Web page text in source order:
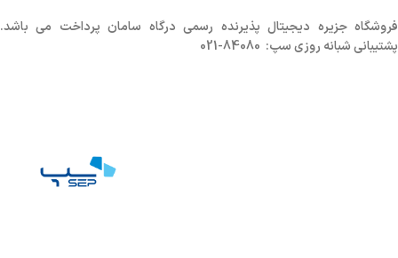
فروشگاهجزیره دیجیتال پذیرنده رسمی درگاه سامان پرداخت می باشد.
پشتیبانی شبانه روزی سپ: 84080-021